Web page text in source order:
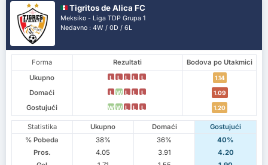
Tigritos de Alica FC
Meksiko - Liga TDP Grupa 1
Nedavno : 4W / 0D / 6L
Forma Rezultati
Bodova po Utakmici
Ukupno
L L L L L 1.14
Domaći L W L L L 1.09
Gostujući W W L L L 1.20
Statistika Ukupno Domaći
Gostujući
% Pobeda
38% 36%
40%
Pros.
4.05 3.91
4.20